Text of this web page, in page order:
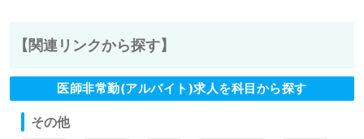
【関連リンクから探す】
医師非常勤(アルバイト)求人を科目から探す
その他